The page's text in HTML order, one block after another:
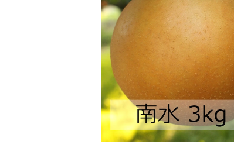
南水 3kg 箱
¥1,410
予約商品